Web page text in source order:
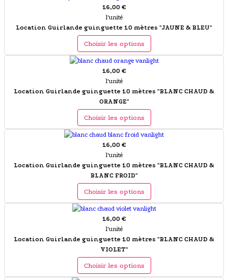
16,00 €
l'unité
Location Guirlande guinguette 10 mètres "JAUNE & BLEU"
Choisir les options
16,00 €
l'unité
Location Guirlande guinguette 10 mètres "BLANC CHAUD &
ORANGE"
Choisir les options
16,00 €
l'unité
Location Guirlande guinguette 10 mètres "BLANC CHAUD &
BLANC FROID"
Choisir les options
16,00 €
l'unité
Location Guirlande guinguette 10 mètres "BLANC CHAUD &
VIOLET"
Choisir les options